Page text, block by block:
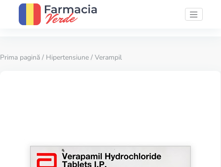
Prima pagină / Hipertensiune / Verampil